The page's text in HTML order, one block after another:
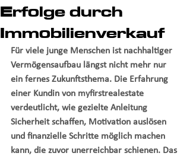
Erfolge durch
Immobilienverkauf
Für viele junge Menschen ist nachhaltiger
Vermögensaufbau längst nicht mehr nur
ein fernes Zukunftsthema. Die Erfahrung
einer Kundin von myfirstrealestate
verdeutlicht, wie gezielte Anleitung
Sicherheit schaffen, Motivation auslösen
und finanzielle Schritte möglich machen
kann, die zuvor unerreichbar schienen. Das